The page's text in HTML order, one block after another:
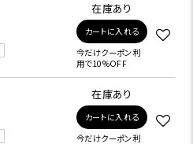
在庫あり
カートに入れる
今だけクーポン利
用で10%OFF
在庫あり
カートに入れる
今だけクーポン利